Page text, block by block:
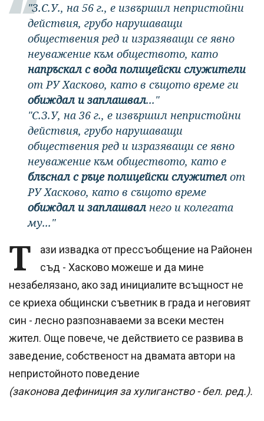
"З.С.У., на 56 г., е извършил непристойни
действия, грубо нарушаващи
обществения ред и изразяващи се явно
неуважение към обществото, като
напръскал с вода полицейски служители
от РУ Хасково, като в същото време ги
обиждал и заплашвал..."
"С.З.У, на 36 г., е извършил непристойни
действия, грубо нарушаващи
обществения ред и изразяващи се явно
неуважение към обществото, като е
блъснал с ръце полицейски служител от
РУ Хасково, като в същото време
обиждал и заплашвал него и колегата
му..."
Т
ази извадка от прессъобщение на Районен
съд - Хасково можеше и да мине
незабелязано, ако зад инициалите всъщност не
се криеха общински съветник в града и неговият
син - лесно разпознаваеми за всеки местен
жител. Още повече, че действието се развива в
заведение, собственост на двамата автори на
непристойното поведение
(законова дефиниция за хулиганство - бел. ред.).